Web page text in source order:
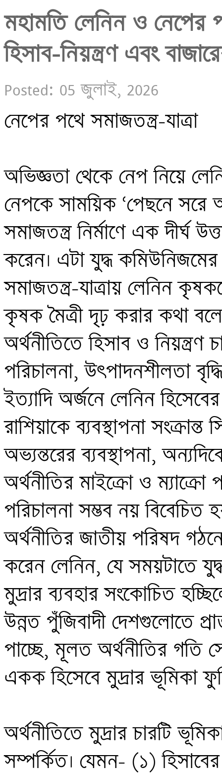
মহামতি লেনিন ও নেপের
Posted: 05 জুলাই, 2026
নেপের পথে সমাজতন্ত্র-যাত্রা
অভিজ্ঞতা থেকে নেপ নিয়ে
নেপকে সাময়িক ‘পেছনে সরে
সমাজতন্ত্র নির্মাণে এক দীর্ঘ
করেন। এটা যুদ্ধ কমিউনিজমের
সমাজতন্ত্র-যাত্রায় লেনিন
কৃষক মৈত্রী দৃঢ় করার কথা
অর্থনীতিতে হিসাব ও
পরিচালনা, উৎপাদনশীলতা
ইত্যাদি অর্জনে লেনিন
রাশিয়াকে ব্যবস্থাপনা
অভ্যন্তরের ব্যবস্থাপনা,
অর্থনীতির মাইক্রো ও ম্যাক্রো
পরিচালনা সম্ভব নয়
অর্থনীতির জাতীয় পরিষদ
করেন লেনিন, যে সময়টাতে
মুদ্রার ব্যবহার সংকোচিত
উন্নত পুঁজিবাদী দেশগুলোতে
পাচ্ছে, মূলত অর্থনীতির গতি
একক হিসেবে মুদ্রার ভূমিকা
অর্থনীতিতে মুদ্রার চারটি
সম্পর্কিত। যেমন- (১)